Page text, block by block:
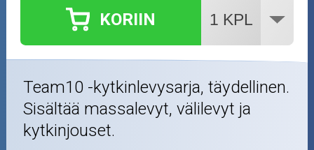
KORIIN
Team10 -kytkinlevysarja, täydellinen.
Sisältää massalevyt, välilevyt ja
kytkinjouset.